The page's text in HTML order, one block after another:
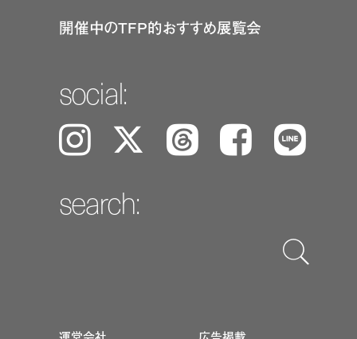
開催中のTFP的おすすめ展覧会
social:
Instagram 𝕏 Threads Facebook LINE
search: